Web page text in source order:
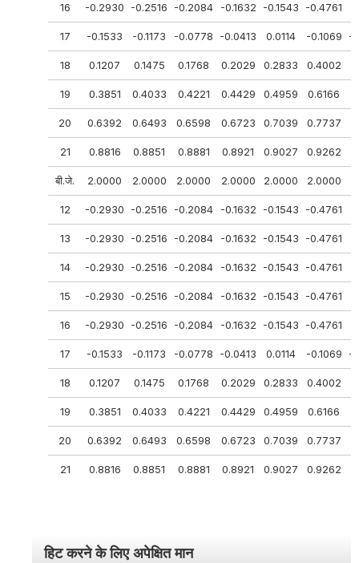
16 -0.2930 -0.2516 -0.2084 -0.1632 -0.1543 -0.4761
17 -0.1533 -0.1173 -0.0778 -0.0413 0.0114 -0.1069 -
18 0.1207 0.1475 0.1768 0.2029 0.2833 0.4002
19 0.3851 0.4033 0.4221 0.4429 0.4959 0.6166
20 0.6392 0.6493 0.6598 0.6723 0.7039 0.7737
21 0.8816 0.8851 0.8881 0.8921 0.9027 0.9262
बी.जे. 2.0000 2.0000 2.0000 2.0000 2.0000 2.0000
12 -0.2930 -0.2516 -0.2084 -0.1632 -0.1543 -0.4761
13 -0.2930 -0.2516 -0.2084 -0.1632 -0.1543 -0.4761
14 -0.2930 -0.2516 -0.2084 -0.1632 -0.1543 -0.4761
15 -0.2930 -0.2516 -0.2084 -0.1632 -0.1543 -0.4761
16 -0.2930 -0.2516 -0.2084 -0.1632 -0.1543 -0.4761
17 -0.1533 -0.1173 -0.0778 -0.0413 0.0114 -0.1069 -
18 0.1207 0.1475 0.1768 0.2029 0.2833 0.4002
19 0.3851 0.4033 0.4221 0.4429 0.4959 0.6166
20 0.6392 0.6493 0.6598 0.6723 0.7039 0.7737
21 0.8816 0.8851 0.8881 0.8921 0.9027 0.9262
हिट करने के लिए अपेक्षित मान